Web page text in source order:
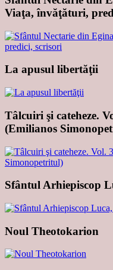
Viaţa, învăţături,
La apusul libertăţii
Tâlcuiri şi cateheze.
(Emilianos
Sfântul Arhiepiscop
Noul Theotokarion